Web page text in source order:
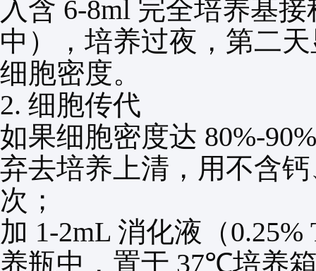
入含 6-8ml 完全培养基
中），培养过夜，第二
细胞密度。
2. 细胞传代
如果细胞密度达 80%-90%
弃去培养上清，用不含
次；
加 1-2mL 消化液（0.25%
养瓶中，置于 37℃培养